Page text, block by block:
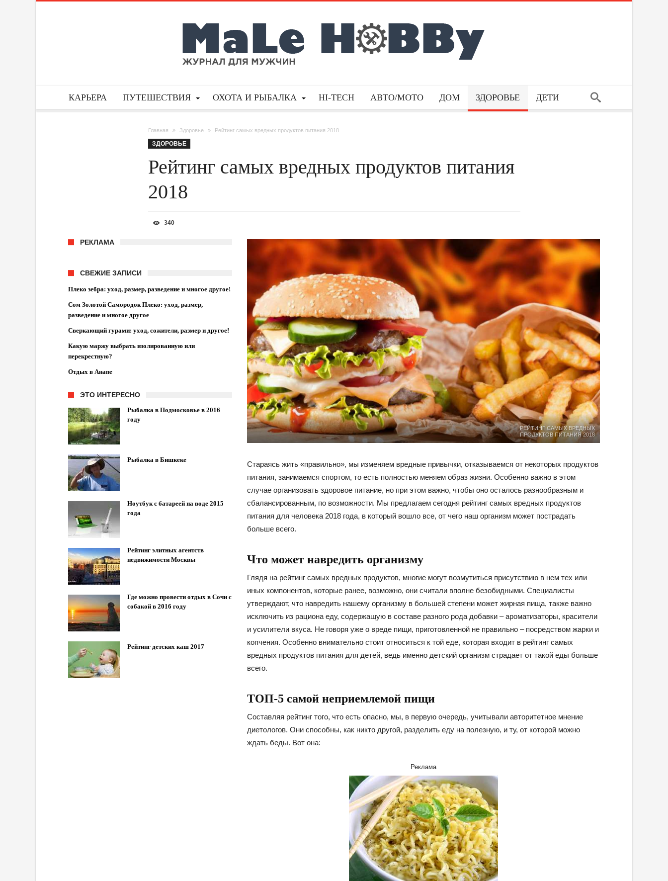
КАРЬЕРА ПУТЕШЕСТВИЯ ОХОТА И РЫБАЛКА HI-TECH АВТО/МОТО ДОМ ЗДОРОВЬЕ ДЕТИ
Главная Здоровье Рейтинг самых вредных продуктов питания 2018
ЗДОРОВЬЕ
Рейтинг самых вредных продуктов питания
2018
340
РЕЙТИНГ САМЫХ ВРЕДНЫХ
ПРОДУКТОВ ПИТАНИЯ 2018
Стараясь жить «правильно», мы изменяем вредные привычки, отказываемся от некоторых продуктов
питания, занимаемся спортом, то есть полностью меняем образ жизни. Особенно важно в этом
случае организовать здоровое питание, но при этом важно, чтобы оно осталось разнообразным и
сбалансированным, по возможности. Мы предлагаем сегодня рейтинг самых вредных продуктов
питания для человека 2018 года, в который вошло все, от чего наш организм может пострадать
больше всего.
Что может навредить организму
Глядя на рейтинг самых вредных продуктов, многие могут возмутиться присутствию в нем тех или
иных компонентов, которые ранее, возможно, они считали вполне безобидными. Специалисты
утверждают, что навредить нашему организму в большей степени может жирная пища, также важно
исключить из рациона еду, содержащую в составе разного рода добавки – ароматизаторы, красители
и усилители вкуса. Не говоря уже о вреде пищи, приготовленной не правильно – посредством жарки и
копчения. Особенно внимательно стоит относиться к той еде, которая входит в рейтинг самых
вредных продуктов питания для детей, ведь именно детский организм страдает от такой еды больше
всего.
ТОП-5 самой неприемлемой пищи
Составляя рейтинг того, что есть опасно, мы, в первую очередь, учитывали авторитетное мнение
диетологов. Они способны, как никто другой, разделить еду на полезную, и ту, от которой можно
ждать беды. Вот она:
Реклама
РЕКЛАМА
СВЕЖИЕ ЗАПИСИ
Плеко зебра: уход, размер, разведение и многое другое!
Сом Золотой Самородок Плеко: уход, размер,
разведение и многое другое
Сверкающий гурами: уход, сожители, размер и другое!
Какую маржу выбрать изолированную или
перекрестную?
Отдых в Анапе
ЭТО ИНТЕРЕСНО
Рыбалка в Подмосковье в 2016
году
Рыбалка в Бишкеке
Ноутбук с батареей на воде 2015
года
Рейтинг элитных агентств
недвижимости Москвы
Где можно провести отдых в Сочи с
собакой в 2016 году
Рейтинг детских каш 2017